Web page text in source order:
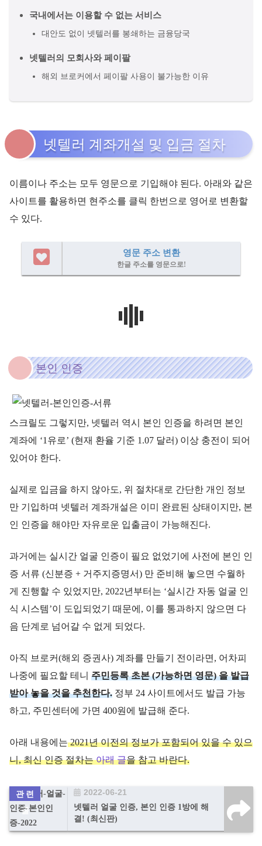
국내에서는 이용할 수 없는 서비스
대안도 없이 넷텔러를 봉쇄하는 금융당국
넷텔러의 모회사와 페이팔
해외 브로커에서 페이팔 사용이 불가능한 이유
넷텔러 계좌개설 및 입금 절차
이름이나 주소는 모두 영문으로 기입해야 된다. 아래와 같은
사이트를 활용하면 현주소를 클릭 한번으로 영어로 변환할
수 있다.
영문 주소 변환
한글 주소를 영문으로!
본인 인증
스크릴도 그렇지만, 넷텔러 역시 본인 인증을 하려면 본인
계좌에 ‘1유로’ (현재 환율 기준 1.07 달러) 이상 충전이 되어
있어야 한다.
실제로 입금을 하지 않아도, 위 절차대로 간단한 개인 정보
만 기입하며 넷텔러 계좌개설은 이미 완료된 상태이지만, 본
인 인증을 해야만 자유로운 입출금이 가능해진다.
과거에는 실시간 얼굴 인증이 필요 없었기에 사전에 본인 인
증 서류 (신분증 + 거주지증명서) 만 준비해 놓으면 수월하
게 진행할 수 있었지만, 2022년부터는 ‘실시간 자동 얼굴 인
식 시스템’이 도입되었기 때문에, 이를 통과하지 않으면 다
음 단계로 넘어갈 수 없게 되었다.
아직 브로커(해외 증권사) 계좌를 만들기 전이라면, 어차피
나중에 필요할 테니 주민등록 초본 (가능하면 영문) 을 발급
받아 놓을 것을 추천한다. 정부 24 사이트에서도 발급 가능
하고, 주민센터에 가면 400원에 발급해 준다.
아래 내용에는2021년 이전의 정보가 포함되어 있을 수 있으
니, 최신 인증 절차는아래 글을 참고 바란다.
2022-06-21
넷텔러 얼굴 인증, 본인 인증 1방에 해
결! (최신판)